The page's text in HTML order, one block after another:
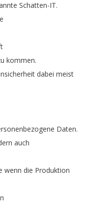
Schatten-IT.
kommen.
dabei meist
Daten.
auch
wenn die Produktion